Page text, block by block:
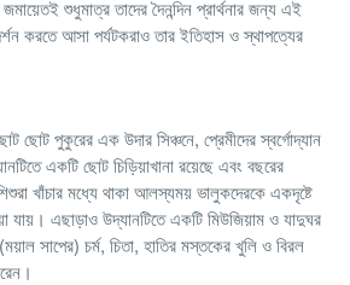
জমায়েতই শুধুমাত্র তাদের দৈনন্দিন প্রার্থনার জন্য এই
করতে আসা পর্যটকরাও তার ইতিহাস ও স্থাপত্যের
ছোট পুকুরের এক উদার সিঞ্চনে, প্রেমীদের স্বর্গোদ্যান
একটি ছোট চিড়িয়াখানা রয়েছে এবং বছরের
খাঁচার মধ্যে থাকা আলস্যময় ভালুকদেরকে একদৃষ্টে
যায়। এছাড়াও উদ্যানটিতে একটি মিউজিয়াম ও যাদুঘর
সাপের) চর্ম, চিতা, হাতির মস্তকের খুলি ও বিরল